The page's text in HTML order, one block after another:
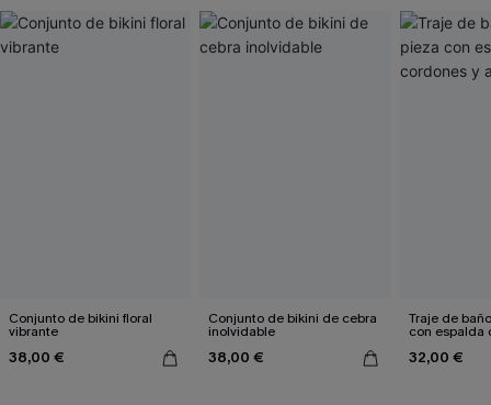
Conjunto de bikini floral
vibrante
38,00 €
Conjunto de bikini de cebra
inolvidable
38,00 €
Traje de
con espalda
aleteo floral
32,00 €